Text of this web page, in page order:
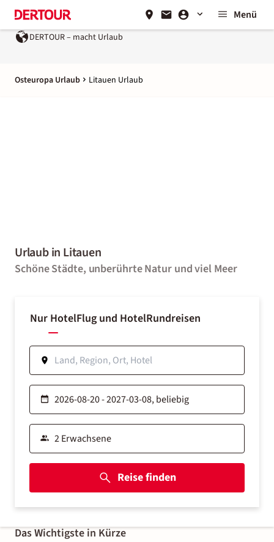
Menü
DERTOUR – macht Urlaub
Osteuropa Urlaub Litauen Urlaub
Urlaub in Litauen
Schöne Städte, unberührte Natur und viel Meer
Nur HotelFlug und HotelRundreisen
Reise finden
Das Wichtigste in Kürze